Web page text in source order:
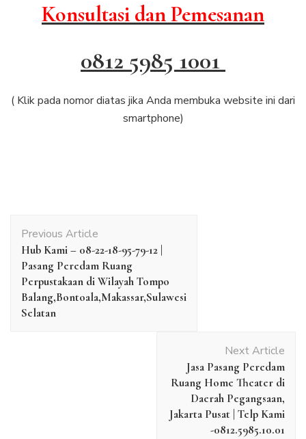
Konsultasi dan Pemesanan
0812 5985 1001
( Klik pada nomor diatas jika Anda membuka website ini dari
smartphone)
Navigation
Previous Article
Hub Kami – 08-22-18-95-79-12 |
Pasang Peredam Ruang
Perpustakaan di Wilayah Tompo
Balang,Bontoala,Makassar,Sulawesi
Selatan
Next Article
Jasa Pasang Peredam
Ruang Home Theater di
Daerah Pegangsaan,
Jakarta Pusat | Telp Kami
-0812.5985.10.01